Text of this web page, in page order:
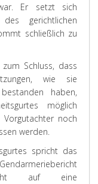
Er setzt sich
gerichtlichen
schließlich zu
Schluss, dass
wie sie
haben,
möglich
noch
werden.
spricht das
auf eine